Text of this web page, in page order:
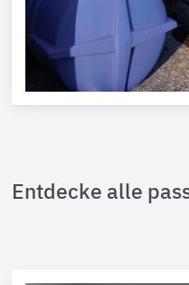
Entdecke alle